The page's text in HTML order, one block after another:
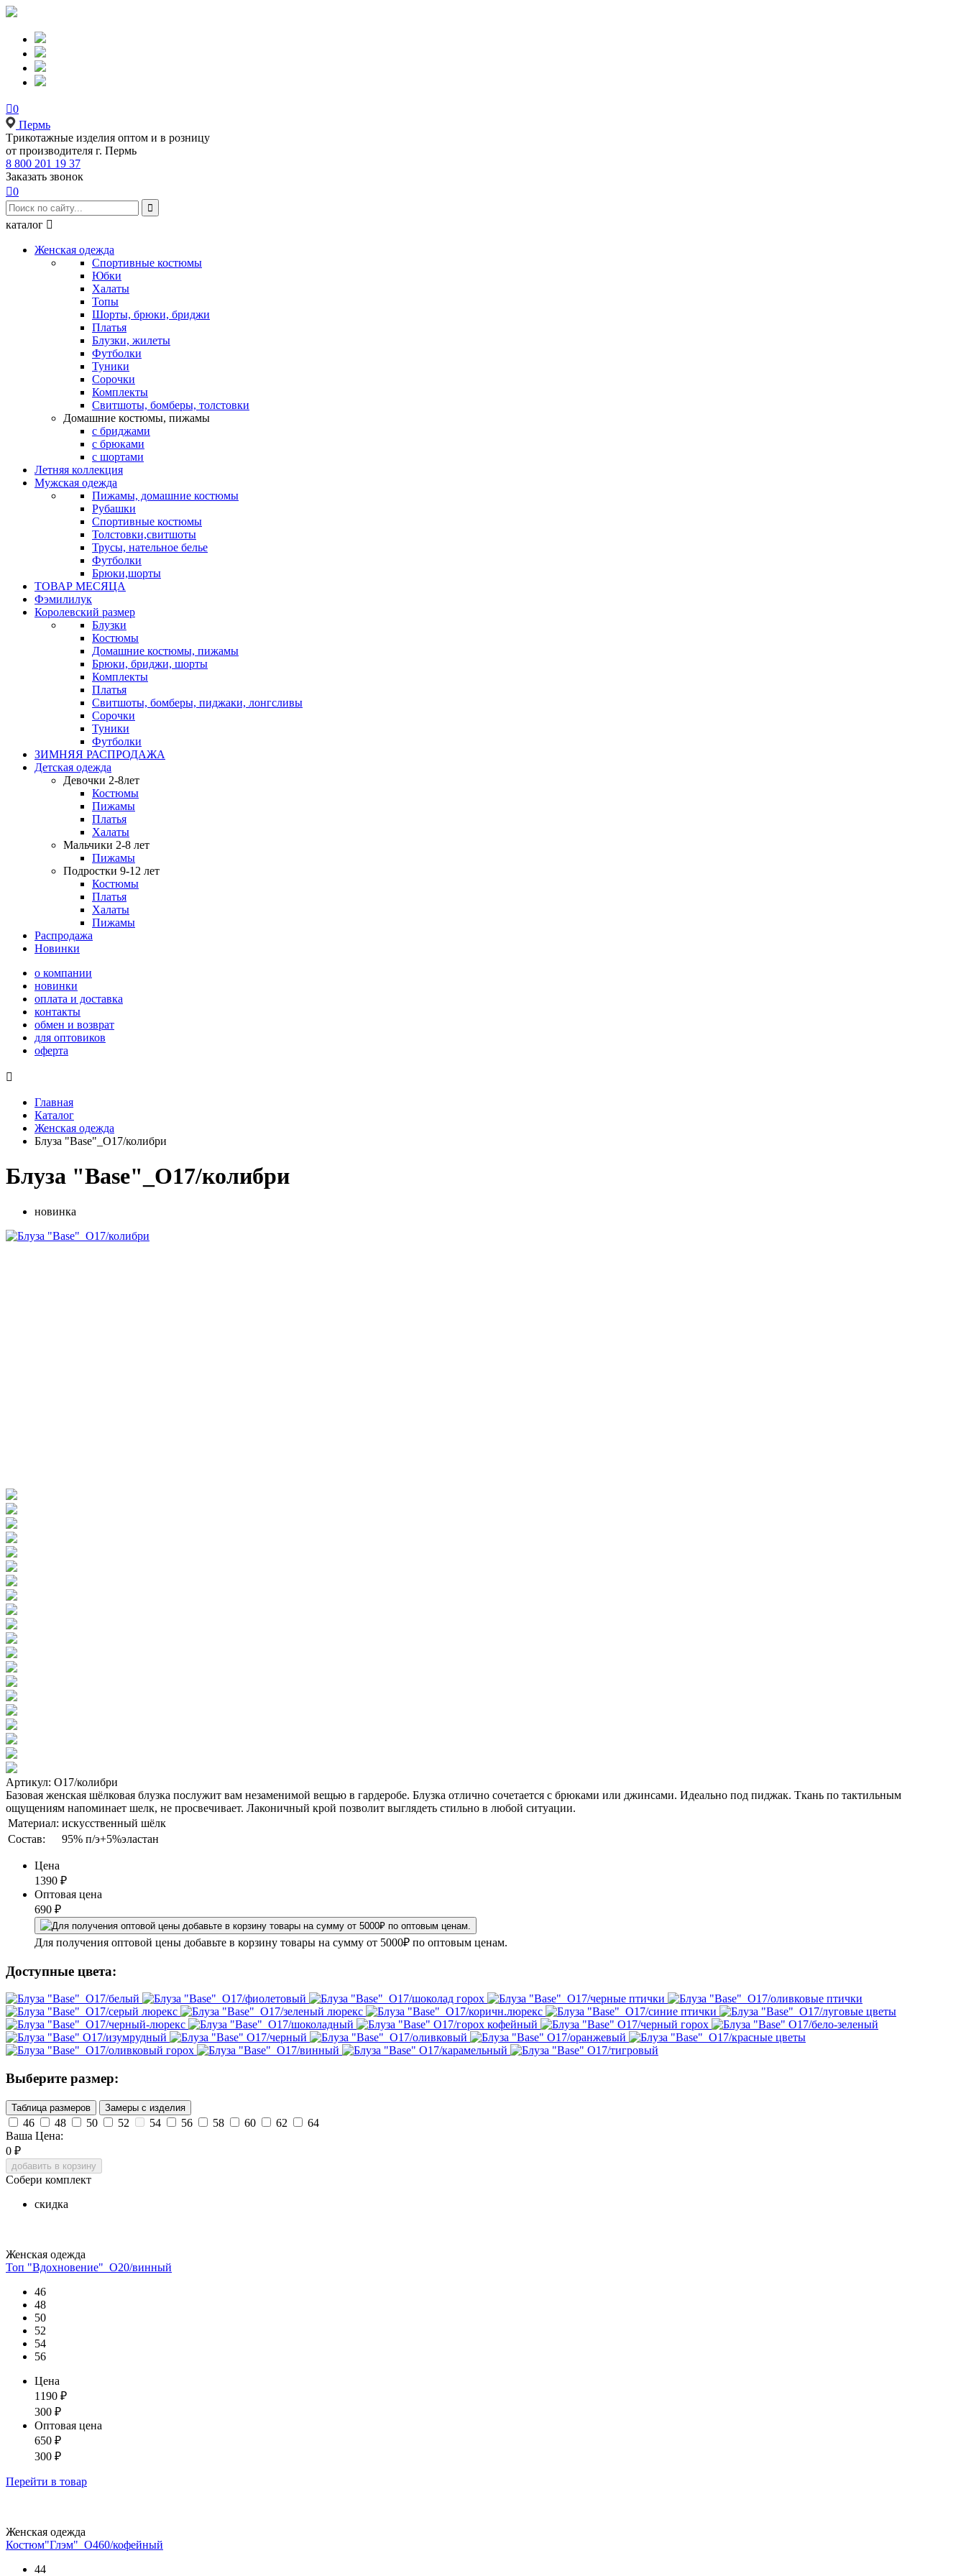
0
Пермь
Tрикотажные изделия оптом и в розницу
от производителя г. Пермь
8 800 201 19 37
Заказать звонок
0

каталог 
Женская одежда
Спортивные костюмы
Юбки
Халаты
Топы
Шорты, брюки, бриджи
Платья
Блузки, жилеты
Футболки
Туники
Сорочки
Комплекты
Свитшоты, бомберы, толстовки
Домашние костюмы, пижамы
с бриджами
с брюками
с шортами
Летняя коллекция
Мужская одежда
Пижамы, домашние костюмы
Рубашки
Спортивные костюмы
Толстовки,свитшоты
Трусы, нательное белье
Футболки
Брюки,шорты
ТОВАР МЕСЯЦА
Фэмилилук
Королевский размер
Блузки
Костюмы
Домашние костюмы, пижамы
Брюки, бриджи, шорты
Комплекты
Платья
Свитшоты, бомберы, пиджаки, лонгсливы
Сорочки
Туники
Футболки
ЗИМНЯЯ РАСПРОДАЖА
Детская одежда
Девочки 2-8лет
Костюмы
Пижамы
Платья
Халаты
Мальчики 2-8 лет
Пижамы
Подростки 9-12 лет
Костюмы
Платья
Халаты
Пижамы
Распродажа
Новинки
о компании
новинки
оплата и доставка
контакты
обмен и возврат
для оптовиков
оферта

Главная
Каталог
Женская одежда
Блуза "Base"_О17/колибри
Блуза "Base"_О17/колибри
новинка
Артикул: О17/колибри
Базовая женская шёлковая блузка послужит вам незаменимой вещью в гардеробе. Блузка отлично сочетается с брюками или джинсами. Идеально под пиджак. Ткань по тактильным
ощущениям напоминает шелк, не просвечивает. Лаконичный крой позволит выглядеть стильно в любой ситуации.
Материал: искусственный шёлк
Состав:
95% п/э+5%эластан
Цена
1390 ₽
Оптовая цена
690 ₽
Для получения оптовой цены добавьте в корзину товары на сумму от 5000₽ по оптовым ценам.
Доступные цвета:
Выберите размер:
Таблица размеров Замеры с изделия
46 48 50 52 54 56 58 60 62
64
Ваша Цена:
0 ₽
добавить в корзину
Собери комплект
скидка
Женская одежда
Топ "Вдохновение"_О20/винный
46
48
50
52
54
56
Цена
1190 ₽
300 ₽
Оптовая цена
650 ₽
300 ₽
Перейти в товар
Женская одежда
Костюм"Глэм"_О460/кофейный
44